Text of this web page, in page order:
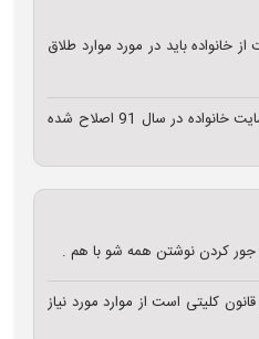
خانواده باید در مورد موارد طلاق
سلام. قانون حمایت خانواده در سال 91 اصلاح شده
جور کردن نوشتن همه شو با هم .
کلیتی است از موارد مورد نیاز